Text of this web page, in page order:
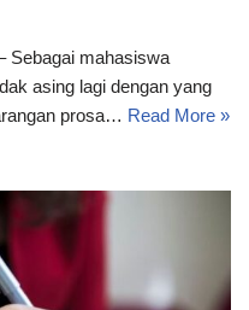
Sebagai mahasiswa
asing lagi dengan yang
prosa… Read More »